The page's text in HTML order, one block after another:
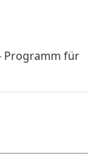
Programm für